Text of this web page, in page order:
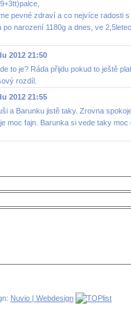
pevné zdraví a co nejvíce radosti
narození 1180g a dnes, ve
2012 21:50
to je? Ráda přijdu pokud to ještě
rozdíl.
2012 21:55
a Barunku jistě taky. Zrovna
moc fajn. Barunka si vede taky
Nuvio | Webdesign